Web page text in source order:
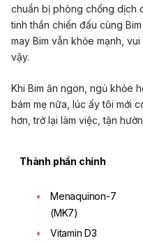
chuẩn bị phòng chống dịch
tinh thần chiến đấu cùng
may Bim vẫn khỏe mạnh,
vậy.
Khi Bim ăn ngon, ngủ khỏe
bám mẹ nữa, lúc ấy tôi mới
hơn, trở lại làm việc, tận
Thành phần chính
Menaquinon-7
(MK7)
Vitamin D3